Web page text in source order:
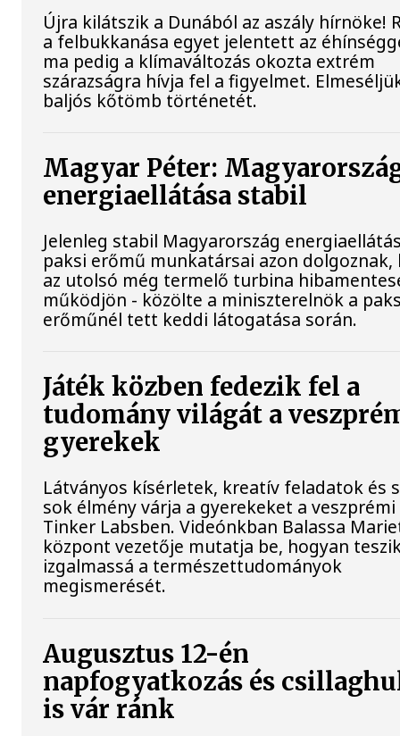
Újra kilátszik a Dunából az aszály hírnöke!
a felbukkanása egyet jelentett az
ma pedig a klímaváltozás okozta extrém
szárazságra hívja fel a figyelmet.
baljós kőtömb történetét.
Magyar Péter:
energiaellátása stabil
Jelenleg stabil Magyarország
paksi erőmű munkatársai azon dolgoznak,
az utolsó még termelő turbina
működjön - közölte a miniszterelnök a
erőműnél tett keddi látogatása során.
Játék közben fedezik fel a
tudomány világát a
gyerekek
Látványos kísérletek, kreatív feladatok és
sok élmény várja a gyerekeket a veszprémi
Tinker Labsben. Videónkban Balassa
központ vezetője mutatja be, hogyan
izgalmassá a természettudományok
megismerését.
Augusztus 12-én
napfogyatkozás és
is vár ránk